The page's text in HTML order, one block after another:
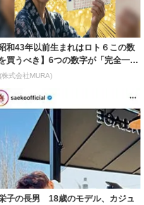
昭和43年以前生まれはロト６この数
買うべき】6つの数字が「完全一
する方...
株式会社MURA)
子の長男 18歳のモデル、カジュ